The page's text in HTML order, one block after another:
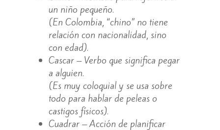
un niño pequeño.
(En Colombia, “chino” no tiene
relación con nacionalidad, sino
con edad).
Cascar – Verbo que significa pegar
a alguien.
(Es muy coloquial y se usa sobre
todo para hablar de peleas o
castigos físicos).
Cuadrar – Acción de planificar